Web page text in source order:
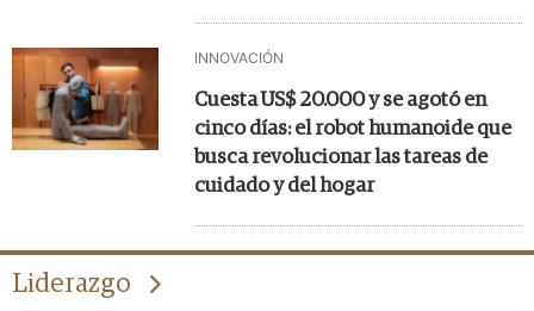
INNOVACIÓN
Cuesta US$ 20.000 y se agotó en
cinco días: el robot humanoide que
busca revolucionar las tareas de
cuidado y del hogar
Liderazgo